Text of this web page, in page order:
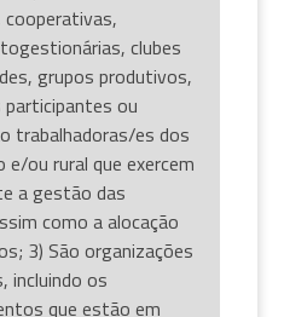
clubes
grupos produtivos,
participantes ou
trabalhadoras/es dos
e/ou rural que exercem
a gestão das
como a alocação
3) São organizações
incluindo os
que estão em